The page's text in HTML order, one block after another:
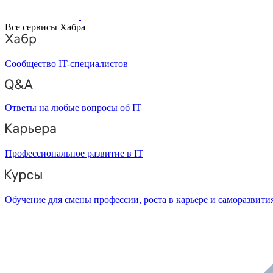
Все сервисы Хабра
Сообщество IT-специалистов
Ответы на любые вопросы об IT
Профессиональное развитие в IT
Обучение для смены профессии, роста в карьере и